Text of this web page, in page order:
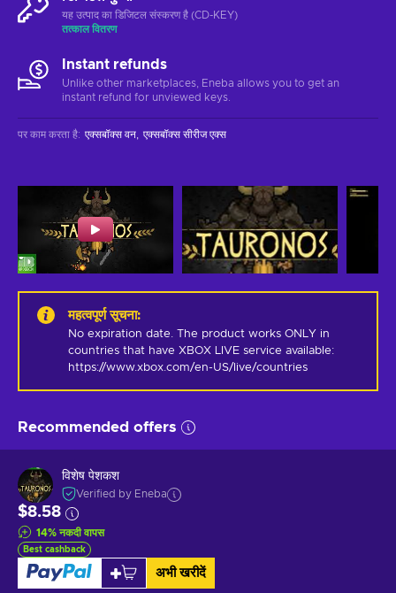
यह उत्पाद का डिजिटल संस्करण है (CD-KEY)
तत्काल वितरण
Instant refunds
Unlike other marketplaces, Eneba allows you to get an
instant refund for unviewed keys.
पर काम करता है: एक्सबॉक्स वन एक्सबॉक्स सीरीज एक्स
महत्वपूर्ण सूचना:
No expiration date. The product works ONLY in
countries that have XBOX LIVE service available:
https://www.xbox.com/en-US/live/countries
Recommended offers
विशेष पेशकश
Verified by Eneba
$8.58
14% नकदी वापस
Best cashback
अभी खरीदें